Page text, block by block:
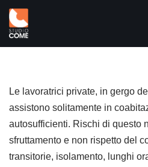
Vai
al
Le lavoratrici private, in gergo
assistono solitamente in
autosufficienti. Rischi di questo
sfruttamento e non rispetto del
transitorie, isolamento, lunghi